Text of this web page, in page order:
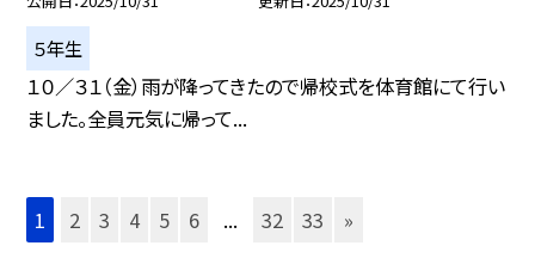
５年生
１０／３１（金）雨が降ってきたので帰校式を体育館にて行い
ました。全員元気に帰って...
1 2 3 4 5 6 ... 32 33 »